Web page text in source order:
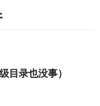
目录也没事）